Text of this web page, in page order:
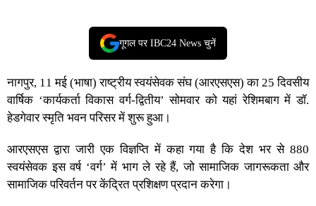
गूगल पर IBC24 News चुनें
नागपुर, 11 मई (भाषा) राष्ट्रीय स्वयंसेवक संघ (आरएसएस) का 25 दिवसीय
वार्षिक ‘कार्यकर्ता विकास वर्ग-द्वितीय’ सोमवार को यहां रेशिमबाग में डॉ.
हेडगेवार स्मृति भवन परिसर में शुरू हुआ।
आरएसएस द्वारा जारी एक विज्ञप्ति में कहा गया है कि देश भर से 880
स्वयंसेवक इस वर्ष ‘वर्ग’ में भाग ले रहे हैं, जो सामाजिक जागरूकता और
सामाजिक परिवर्तन पर केंद्रित प्रशिक्षण प्रदान करेगा।